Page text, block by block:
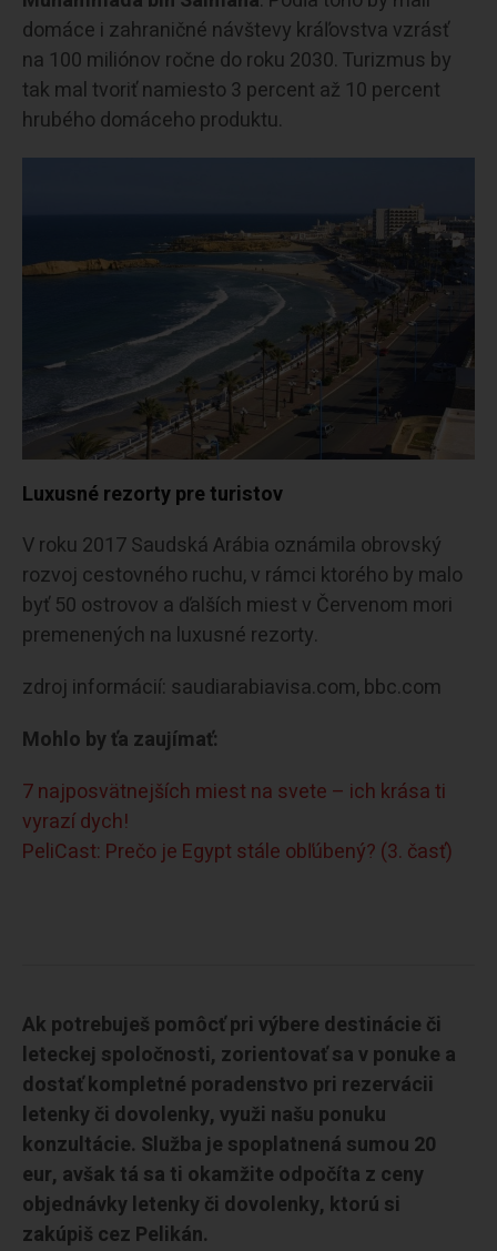
domáce i zahraničné návštevy kráľovstva vzrásť
na 100 miliónov ročne do roku 2030. Turizmus by
tak mal tvoriť namiesto 3 percent až 10 percent
hrubého domáceho produktu.
Luxusné rezorty pre turistov
V roku 2017 Saudská Arábia oznámila obrovský
rozvoj cestovného ruchu, v rámci ktorého by malo
byť 50 ostrovov a ďalších miest v Červenom mori
premenených na luxusné rezorty.
zdroj informácií: saudiarabiavisa.com, bbc.com
Mohlo by ťa zaujímať:
7 najposvätnejších miest na svete – ich krása ti
vyrazí dych!
PeliCast: Prečo je Egypt stále obľúbený? (3. časť)
Ak potrebuješ pomôcť pri výbere destinácie či
leteckej spoločnosti, zorientovať sa v ponuke a
dostať kompletné poradenstvo pri rezervácii
letenky či dovolenky, využi našu ponuku
konzultácie. Služba je spoplatnená sumou 20
eur, avšak tá sa ti okamžite odpočíta z ceny
objednávky letenky či dovolenky, ktorú si
zakúpiš cez Pelikán.